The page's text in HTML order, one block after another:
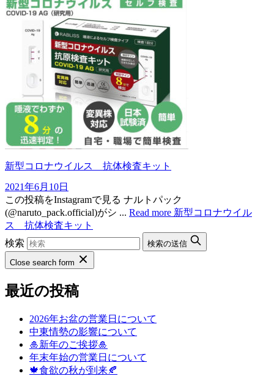
新型コロナウイルス 抗体検査キット
2021年6月10日
この投稿をInstagramで見る ナルトパック
(@naruto_pack.official)がシ ... Read more 新型コロナウイル
ス 抗体検査キット
検索
検索の送信
Close search form
最近の投稿
2026年お盆の営業日について
中東情勢の影響について
🎍新年のご挨拶🎍
年末年始の営業日について
🍁食欲の秋が到来🍂